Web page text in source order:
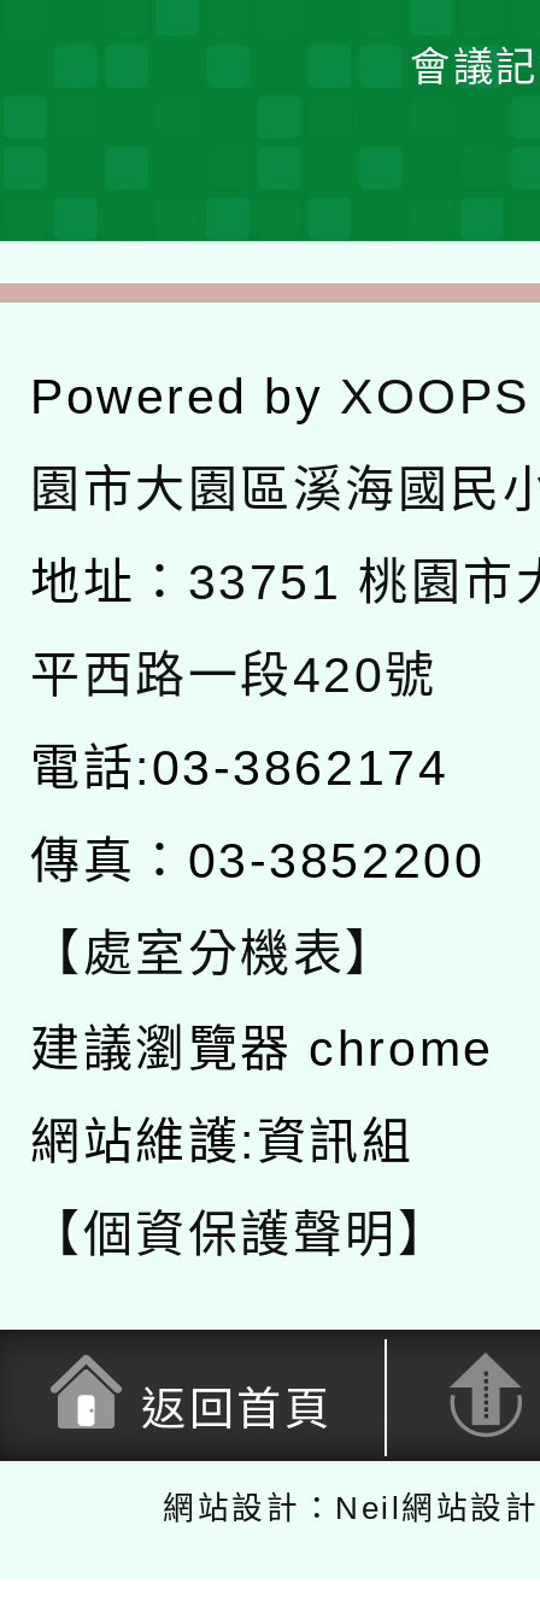
會議
Powered by XOOPS
園市大園區溪海國民
地址： 33751 桃園市
平西路一段420號
電話:03-3862174
傳真：03-3852200
【處室分機表】
建議瀏覽器 chrome
網站維護:資訊組
【個資保護聲明】
返回首頁
網站設計：Neil網站設